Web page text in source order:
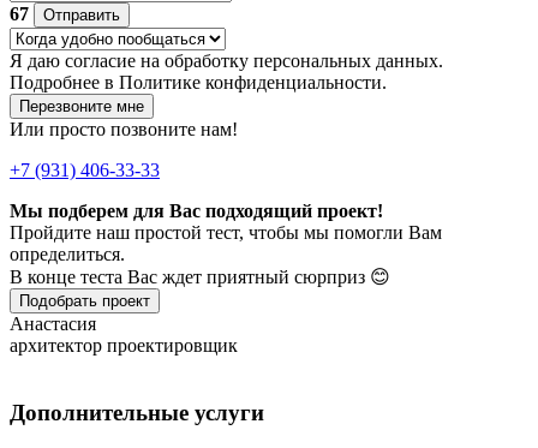
67
Отправить
Я даю согласие на обработку персональных данных.
Подробнее в Политике конфиденциальности.
Перезвоните мне
Или просто позвоните нам!
+7 (931) 406-33-33
Мы подберем для Вас подходящий проект!
Пройдите наш простой тест, чтобы мы помогли Вам
определиться.
В конце теста Вас ждет приятный сюрприз 😊
Подобрать проект
Анастасия
архитектор проектировщик
Дополнительные услуги